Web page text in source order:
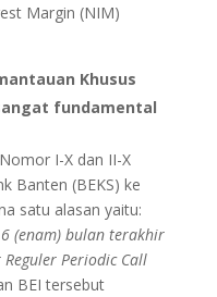
Margin (NIM)
Khusus
fundamental
I-X dan II-X
Banten (BEKS) ke
satu alasan yaitu:
(enam) bulan terakhir
Periodic Call
BEI tersebut